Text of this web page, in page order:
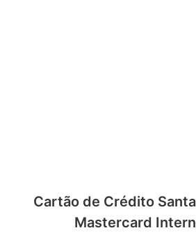
Cartão de Crédito
Mastercard